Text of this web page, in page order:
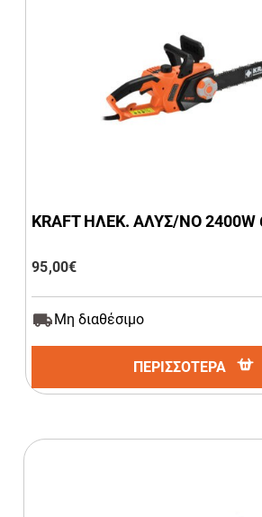
KRAFT ΗΛΕΚ. ΑΛΥΣ/ΝΟ 2400W
95,00€
Μη διαθέσιμο
ΠΕΡΙΣΣΟΤΕΡΑ